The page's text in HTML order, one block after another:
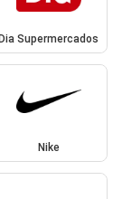
Dia Supermercados
Nike